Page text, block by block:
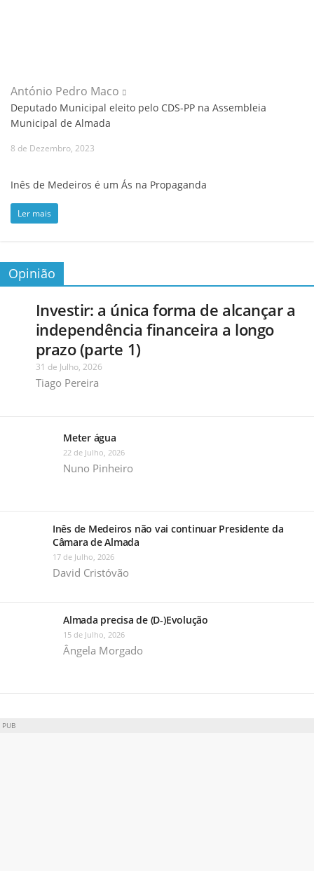
António Pedro Maco
Deputado Municipal eleito pelo CDS-PP na Assembleia
Municipal de Almada
8 de Dezembro, 2023
Inês de Medeiros é um Ás na Propaganda
Ler mais
Opinião
Investir: a única forma de alcançar a
independência financeira a longo
prazo (parte 1)
31 de Julho, 2026
Tiago Pereira
Meter água
22 de Julho, 2026
Nuno Pinheiro
Inês de Medeiros não vai continuar Presidente da
Câmara de Almada
17 de Julho, 2026
David Cristóvão
Almada precisa de (D-)Evolução
15 de Julho, 2026
Ângela Morgado
PUB